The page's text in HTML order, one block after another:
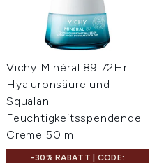
Vichy Minéral 89 72Hr
Hyaluronsäure und
Squalan
Feuchtigkeitsspendende
Creme 50 ml
-30% RABATT | CODE: